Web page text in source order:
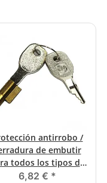
antirrobo /
de embutir
todos los tipos de
ALBE desde 12/1999
6,82 € *